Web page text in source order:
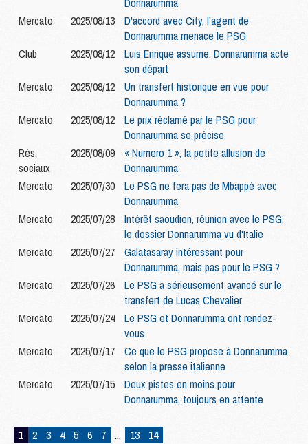
Mercato
2025/08/13
D'accord avec City, l'agent de
Donnarumma menace le PSG
Club
2025/08/12
Luis Enrique assume, Donnarumma acte
son départ
Mercato
2025/08/12
Un transfert historique en vue pour
Donnarumma ?
Mercato
2025/08/12
Le prix réclamé par le PSG pour
Donnarumma se précise
Rés.
sociaux
2025/08/09
« Numero 1 », la petite allusion de
Donnarumma
Mercato
2025/07/30
Le PSG ne fera pas de Mbappé avec
Donnarumma
Mercato
2025/07/28
Intérêt saoudien, réunion avec le PSG,
le dossier Donnarumma vu d'Italie
Mercato
2025/07/27
Galatasaray intéressant pour
Donnarumma, mais pas pour le PSG ?
Mercato
2025/07/26
Le PSG a sérieusement avancé sur le
transfert de Lucas Chevalier
Mercato
2025/07/24
Le PSG et Donnarumma ont rendez-
vous
Mercato
2025/07/17
Ce que le PSG propose à Donnarumma
selon la presse italienne
Mercato
2025/07/15
Deux pistes en moins pour
Donnarumma, toujours en attente
1 2 3 4 5 6 7 ... 13 14